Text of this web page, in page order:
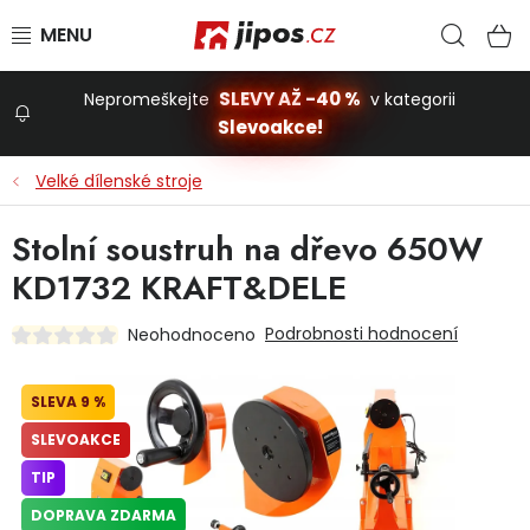
Stavba a dům
Dílna
Domácnost
Nepromeškejte SLEVY AŽ -40 % v kategorii
Slevoakce!
Velké dílenské stroje
Stolní soustruh na dřevo 650W
KD1732 KRAFT&DELE
Neohodnoceno Podrobnosti hodnocení
9 %
SLEVOAKCE
TIP
DOPRAVA ZDARMA